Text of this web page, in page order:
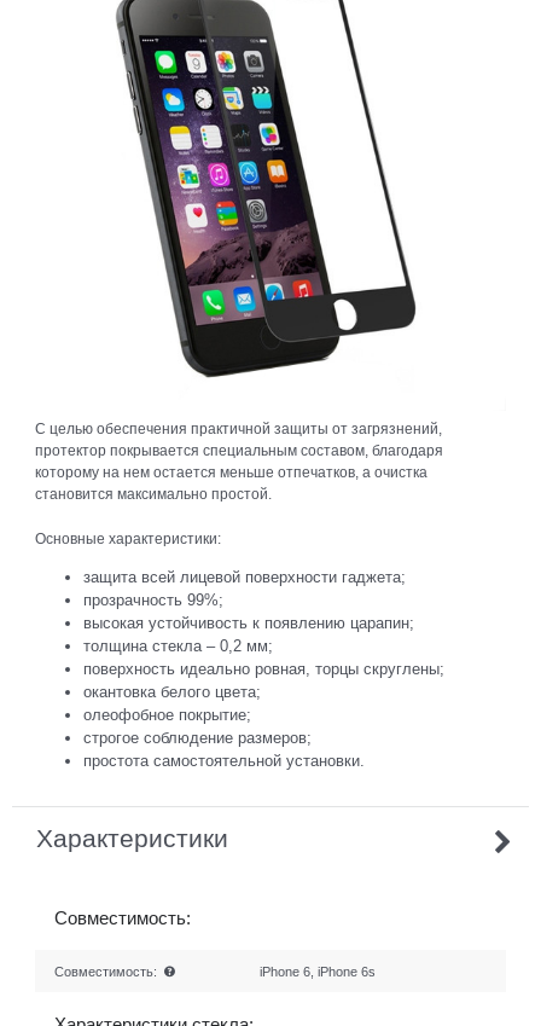
С целью обеспечения практичной защиты от загрязнений,
протектор покрывается специальным составом, благодаря
которому на нем остается меньше отпечатков, а очистка
становится максимально простой.
Основные характеристики:
защита всей лицевой поверхности гаджета;
прозрачность 99%;
высокая устойчивость к появлению царапин;
толщина стекла – 0,2 мм;
поверхность идеально ровная, торцы скруглены;
окантовка белого цвета;
олеофобное покрытие;
строгое соблюдение размеров;
простота самостоятельной установки.
Характеристики
Совместимость:
Совместимость: iPhone 6, iPhone 6s